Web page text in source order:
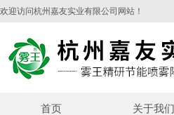
欢迎访问杭州嘉友实业有限公司网站！
首页 关于我们